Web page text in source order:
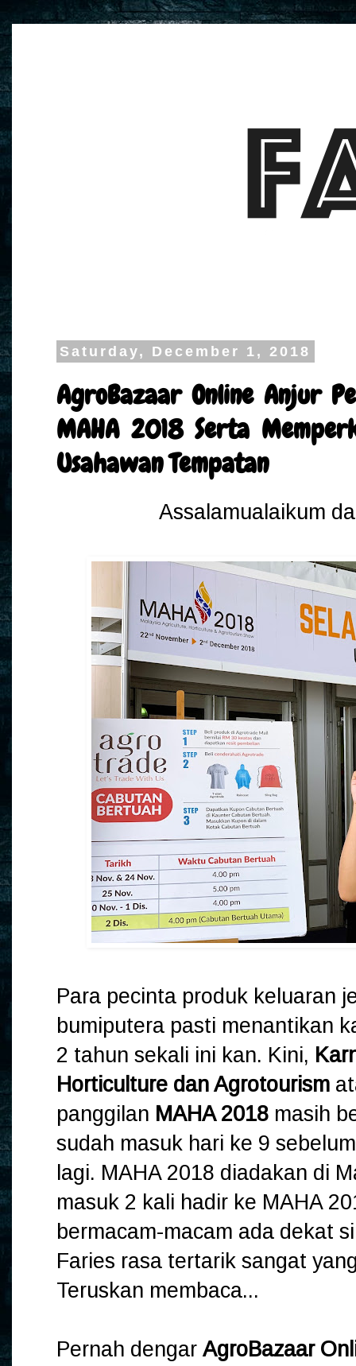
Saturday, December 1, 2018
AgroBazaar Online Anjur
MAHA 2018 Serta
Usahawan Tempatan
Assalamualaikum
Para pecinta produk keluaran
bumiputera pasti menantikan
2 tahun sekali ini kan. Kini,
Horticulture dan Agrotourism
panggilan MAHA 2018 masih
sudah masuk hari ke 9
lagi. MAHA 2018 diadakan di
masuk 2 kali hadir ke MAHA
bermacam-macam ada dekat
Faries rasa tertarik sangat
Teruskan membaca...
Pernah dengar AgroBazaar